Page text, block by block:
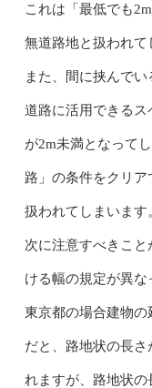
これは「最低でも
無道路地と扱われて
また、間に挟んで
道路に活用できる
が2m未満となって
路」の条件をクリ
扱われてしまいます
次に注意すべきこ
ける幅の規定が異な
東京都の場合建物
だと、路地状の長さ
れますが、路地状の